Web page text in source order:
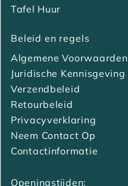
Tafel Huur
Beleid en regels
Algemene Voorwaarden
Juridische Kennisgeving
Verzendbeleid
Retourbeleid
Privacyverklaring
Neem Contact Op
Contactinformatie
Openingstijden: